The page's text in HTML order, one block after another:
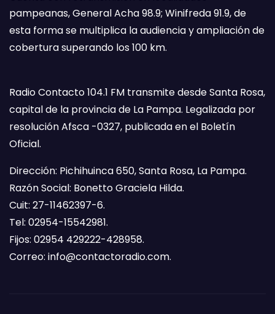
pampeanas, General Acha 98.9; Winifreda 91.9, de
esta forma se multiplica la audiencia y ampliación de
cobertura superando los 100 km.
Radio Contacto 104.1 FM transmite desde Santa Rosa,
capital de la provincia de La Pampa. Legalizada por
resolución Afsca -0327, publicada en el Boletín
Oficial.
Dirección: Pichihuinca 650, Santa Rosa, La Pampa.
Razón Social: Bonetto Graciela Hilda.
Cuit: 27-11462397-6.
Tel: 02954-15542981.
Fijos: 02954 429222-428958.
Correo: info@contactoradio.com.